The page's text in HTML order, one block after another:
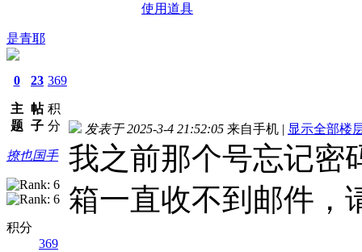
使用道具
是青耶
0
主
题
23
帖
子
369
积
分
撩也国手
积分
369
发表于 2025-3-4 21:52:05 来自手机 | 显示全部楼
我之前那个号忘记密
箱一直收不到邮件，